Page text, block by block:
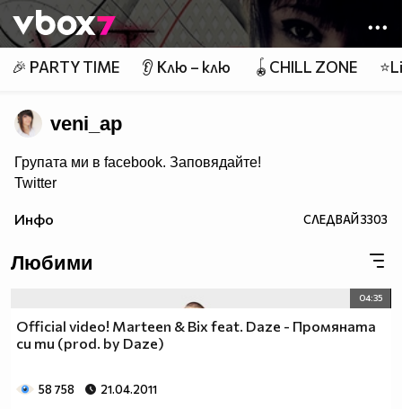
👾
🎉 PARTY TIME 👂 Клю – клю 🪀CHILL ZONE
veni_ap
Групата ми в facebook. Заповядайте!
Twitter
Не снимам за известност, не снимам за гледания
моето хоби. Ако не Ви е приятно не гледайте!
Инфо СЛЕДВАЙ3303
Любими
04:35
Official video! Marteen & Bix feat. Daze - Промяната
си ти (prod. by Daze)
58 758 21.04.2011